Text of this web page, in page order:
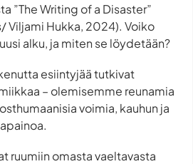
”The Writing of a Disaster”
Viljami Hukka, 2024). Voiko
alku, ja miten se löydetään?
esiintyjää tutkivat
– olemisemme reunamia
voimia, kauhun ja
ruumiin omasta vaeltavasta